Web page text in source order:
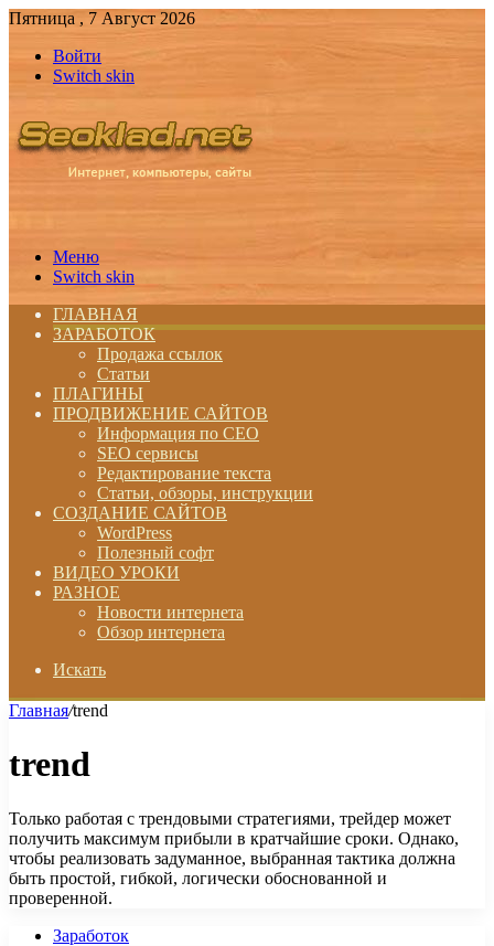
Пятница , 7 Август 2026
Войти
Switch skin
Меню
Switch skin
ГЛАВНАЯ
ЗАРАБОТОК
Продажа ссылок
Статьи
ПЛАГИНЫ
ПРОДВИЖЕНИЕ САЙТОВ
Информация по СЕО
SEO сервисы
Редактирование текста
Статьи, обзоры, инструкции
СОЗДАНИЕ САЙТОВ
WordPress
Полезный софт
ВИДЕО УРОКИ
РАЗНОЕ
Новости интернета
Обзор интернета
Искать
Главная/trend
trend
Только работая с трендовыми стратегиями, трейдер может
получить максимум прибыли в кратчайшие сроки. Однако,
чтобы реализовать задуманное, выбранная тактика должна
быть простой, гибкой, логически обоснованной и
проверенной.
Заработок